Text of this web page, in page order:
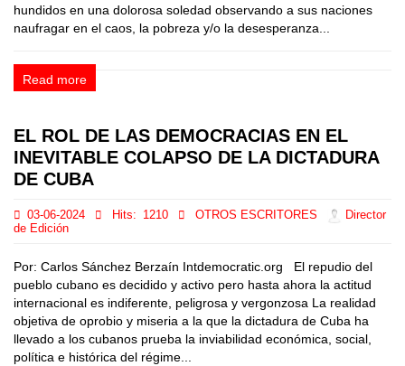
hundidos en una dolorosa soledad observando a sus naciones
naufragar en el caos, la pobreza y/o la desesperanza...
Read more
EL ROL DE LAS DEMOCRACIAS EN EL
INEVITABLE COLAPSO DE LA DICTADURA
DE CUBA
03-06-2024 Hits: 1210 OTROS ESCRITORES
Director
de Edición
Por: Carlos Sánchez Berzaín Intdemocratic.org El repudio del
pueblo cubano es decidido y activo pero hasta ahora la actitud
internacional es indiferente, peligrosa y vergonzosa La realidad
objetiva de oprobio y miseria a la que la dictadura de Cuba ha
llevado a los cubanos prueba la inviabilidad económica, social,
política e histórica del régime...